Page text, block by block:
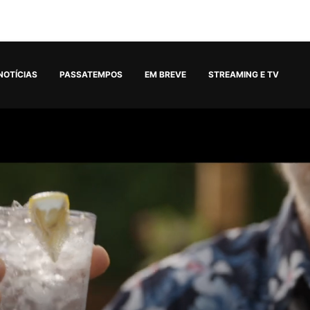
PASSATEMPOS EM BREVE STREAMING E TV